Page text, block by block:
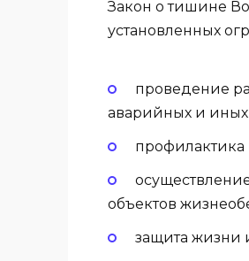
Закон о тишине
установленных
проведение
аварийных и
профилактика
объектов
защита жизни